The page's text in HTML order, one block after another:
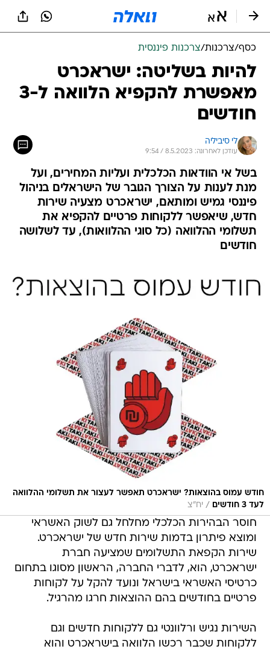
כסף/צרכנות/צרכנות פיננסית
להיות בשליטה: ישראכרט
מאפשרת להקפיא הלוואה ל-3
חודשים
לי סיביליה
עודכן לאחרונה: 8.5.2023 / 9:54
בשל אי הוודאות הכלכלית ועליות המחירים, ועל
מנת לענות על הצורך הגובר של הישראלים בניהול
פיננסי גמיש ומותאם, ישראכרט מצעיה שירות
חדש, שיאפשר ללקוחות פרטיים להקפיא את
תשלומי ההלוואה (כל סוגי ההלוואות), עד לשלושה
חודשים
חודש עמוס בהוצאות? ישראכרט תאפשר לעצור את תשלומי ההלוואה
לעד 3 חודשים
/ יח"צ
חוסר הבהירות הכלכלי מחלחל גם לשוק האשראי
ומוצא פיתרון בדמות שירות חדש של ישראכרט.
שירות הקפאת התשלומים שמציעה חברת
ישראכרט, הוא, לדברי החברה, הראשון מסוגו בתחום
כרטיסי האשראי בישראל ונועד להקל על לקוחות
פרטיים בחודשים בהם ההוצאות חרגו מהרגיל.
השירות נגיש ורלוונטי גם ללקוחות חדשים וגם
ללקוחות שכבר רכשו הלוואה בישראכרט והוא